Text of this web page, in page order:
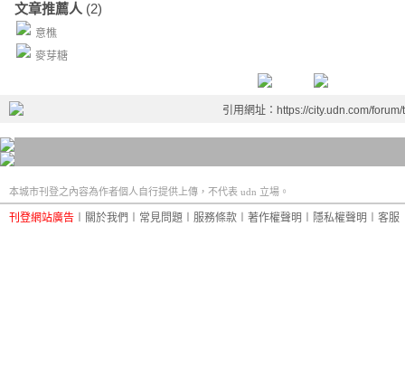
文章推薦人 (2)
意樵
麥芽糖
引用網址：https://city.udn.com/
本城市刊登之內容為作者個人自行提供上傳，不代表 udn 立場。
刊登網站廣告 關於我們 常見問題 服務條款 著作權聲明 隱私權聲明 客服